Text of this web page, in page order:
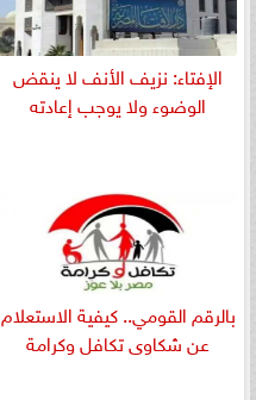
الإفتاء: نزيف الأنف لا ينقض
الوضوء ولا يوجب إعادته
بالرقم القومي.. كيفية الاستعلام
عن شكاوى تكافل وكرامة